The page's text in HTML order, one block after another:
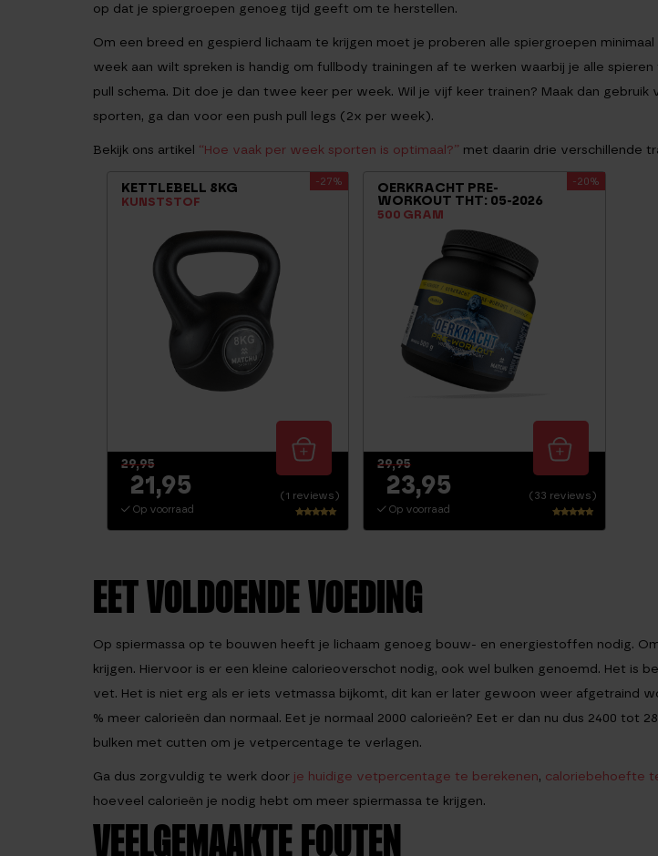
op dat je spiergroepen genoeg tijd geeft om te herstellen.
Om een breed en gespierd lichaam te krijgen moet je proberen alle spiergroepen
week aan wilt spreken is handig om fullbody trainingen af te werken waarbij je alle
pull schema. Dit doe je dan twee keer per week. Wil je vijf keer trainen? Maak dan
sporten, ga dan voor een push pull legs (2x per week).
Bekijk ons artikel “Hoe vaak per week sporten is optimaal?” met daarin drie verschillende
KETTLEBELL 8KG
KUNSTSTOF
-27%
(1 reviews)
29,95
21,95
Op voorraad
OERKRACHT PRE-
WORKOUT THT: 05-2026
500 GRAM
-20%
(33 reviews)
29,95
23,95
Op voorraad
EET VOLDOENDE VOEDING
Op spiermassa op te bouwen heeft je lichaam genoeg bouw- en energiestoffen nodig.
krijgen. Hiervoor is er een kleine calorieoverschot nodig, ook wel bulken genoemd. Het is
vet. Het is niet erg als er iets vetmassa bijkomt, dit kan er later gewoon weer afgetraind
% meer calorieën dan normaal. Eet je normaal 2000 calorieën? Eet er dan nu dus 2400
bulken met cutten om je vetpercentage te verlagen.
Ga dus zorgvuldig te werk door je huidige vetpercentage te berekenen, caloriebehoefte
hoeveel calorieën je nodig hebt om meer spiermassa te krijgen.
VEELGEMAAKTE FOUTEN